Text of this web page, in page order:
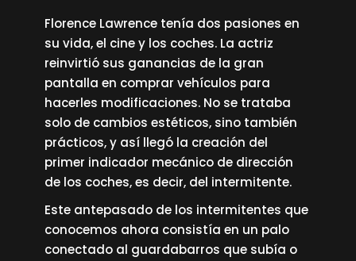
Florence Lawrence tenía dos pasiones en
su vida, el cine y los coches. La actriz
reinvirtió sus ganancias de la gran
pantalla en comprar vehículos para
hacerles modificaciones. No se trataba
solo de cambios estéticos, sino también
prácticos, y así llegó la creación del
primer indicador mecánico de dirección
de los coches, es decir, del intermitente.
Este antepasado de los intermitentes que
conocemos ahora consistía en un palo
conectado al guardabarros que subía o